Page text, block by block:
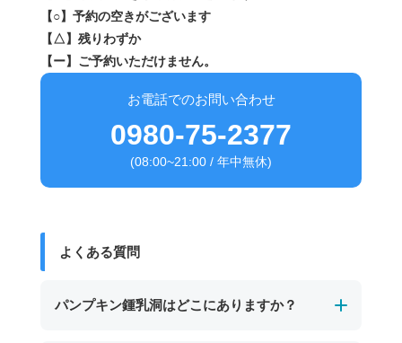
【○】予約の空きがございます
【△】残りわずか
【ー】ご予約いただけません。
お電話でのお問い合わせ
0980-75-2377
(08:00~21:00 / 年中無休)
よくある質問
パンプキン鍾乳洞はどこにありますか？